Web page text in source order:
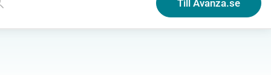
Till Avanza.se